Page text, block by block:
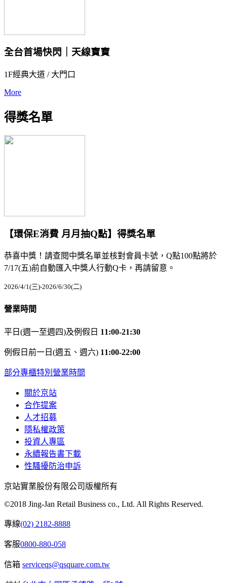
全台首場快閃｜天線寶寶
1F經典大道 / 大門口
More
得獎名單
【環保E消費 月月抽Q點】得獎名單
恭喜中獎！請查閱中獎名單並核對會員卡號，Q點100點將於
7/17(五)前自動匯入中獎人行動Q卡，再請留意。
2026/4/1(三)-2026/6/30(二)
營業時間
平日(週一至週四)及例假日 11:00-21:30
例假日前一日(週五、週六) 11:00-22:00
部分專櫃特別營業時間
關於京站
合作提案
人才招募
隱私權政策
投資人專區
永續報告書下載
性騷擾防治申訴
京站實業股份有限公司版權所有
©2018 Jing-Jan Retail Business co., Ltd. All Rights Reserved.
專線(02) 2182-8888
客服0800-880-058
信箱 serviceqs@qsquare.com.tw